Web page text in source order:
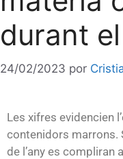
durant
24/02/2023 por
Les xifres evidencien
contenidors marrons.
de l’any es